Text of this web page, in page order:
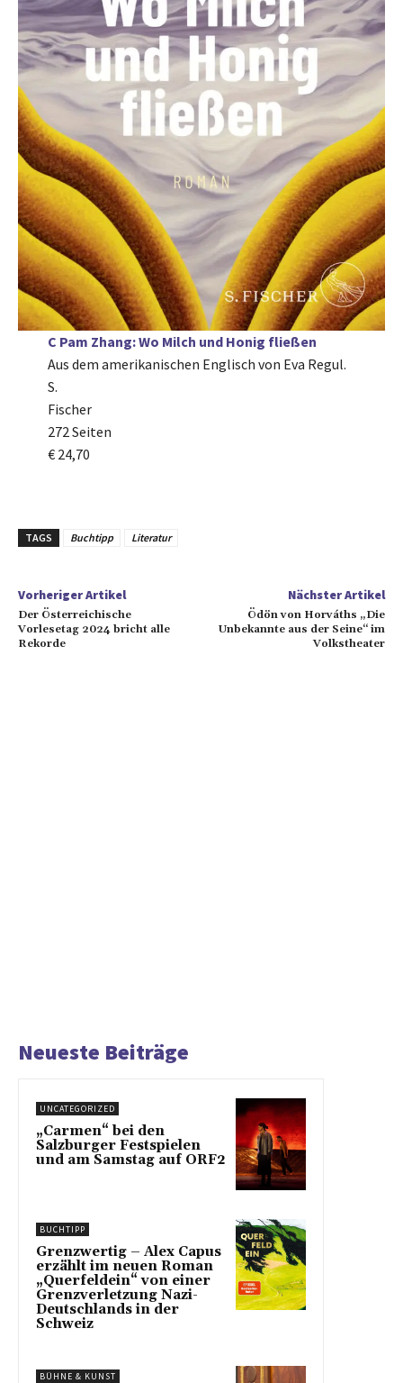
C Pam Zhang: Wo Milch und Honig fließen
Aus dem amerikanischen Englisch von Eva Regul.
S.
Fischer
272 Seiten
€ 24,70
TAGS Buchtipp Literatur
Vorheriger Artikel
Der Österreichische
Vorlesetag 2024 bricht alle
Rekorde
Nächster Artikel
Ödön von Horváths „Die
Unbekannte aus der Seine“ im
Volkstheater
Neueste Beiträge
UNCATEGORIZED
„Carmen“ bei den
Salzburger Festspielen
und am Samstag auf ORF2
BUCHTIPP
Grenzwertig – Alex Capus
erzählt im neuen Roman
„Querfeldein“ von einer
Grenzverletzung Nazi-
Deutschlands in der
Schweiz
BÜHNE & KUNST